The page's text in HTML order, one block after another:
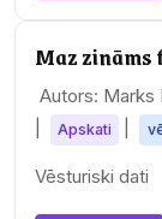
Maz zināms
Autors: Marks
Apskati
Vēsturiski dati